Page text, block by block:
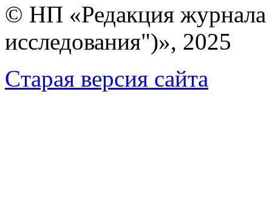
© НП «Редакция
исследования")», 2025
Cтарая версия сайта